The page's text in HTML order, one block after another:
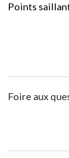
Points
Foire aux